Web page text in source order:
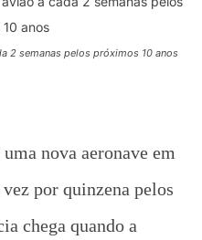
2 semanas pelos próximos 10 anos
nova aeronave em
por quinzena pelos
chega quando a